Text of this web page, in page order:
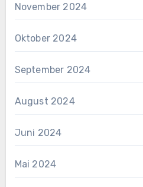
November 2024
Oktober 2024
September 2024
August 2024
Juni 2024
Mai 2024